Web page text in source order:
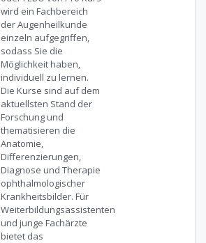
wird ein Fachbereich
der Augenheilkunde
einzeln aufgegriffen,
sodass Sie die
Möglichkeit haben,
individuell zu lernen.
Die Kurse sind auf dem
aktuellsten Stand der
Forschung und
thematisieren die
Anatomie,
Differenzierungen,
Diagnose und Therapie
ophthalmologischer
Krankheitsbilder. Für
Weiterbildungsassistenten
und junge Fachärzte
bietet das